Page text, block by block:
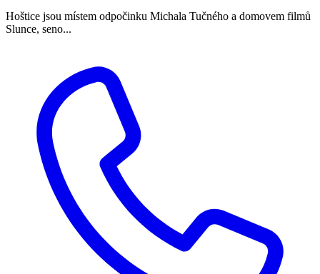
Hoštice jsou místem odpočinku Michala Tučného a domovem filmů
Slunce, seno...